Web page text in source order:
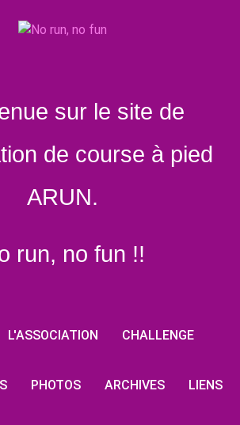
sur le site de
de course à pied
ARUN.
run, no fun !!
L'ASSOCIATION CHALLENGE
PHOTOS ARCHIVES LIENS